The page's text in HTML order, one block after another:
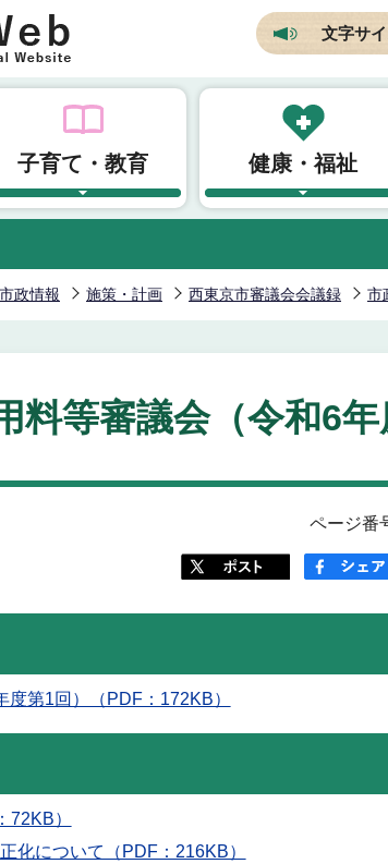
文字サ
子育て・教育 健康・福祉
市政情報 施策・計画 西東京市審議会会議録 市
料等審議会（令和6年
ページ番
第1回）（PDF：172KB）
）
化について（PDF：216KB）